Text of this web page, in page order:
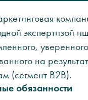
экспертизой
на
(сегмент B2B).
обязанности